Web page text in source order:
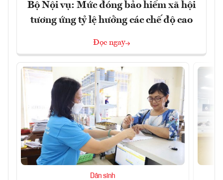
Bộ Nội vụ: Mức đóng bảo hiểm xã hội
tương ứng tỷ lệ hưởng các chế độ cao
Đọc ngay
Dân sinh